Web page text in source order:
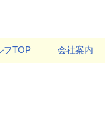
フTOP 会社案内